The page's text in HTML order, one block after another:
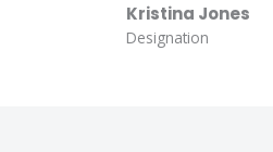
Designation